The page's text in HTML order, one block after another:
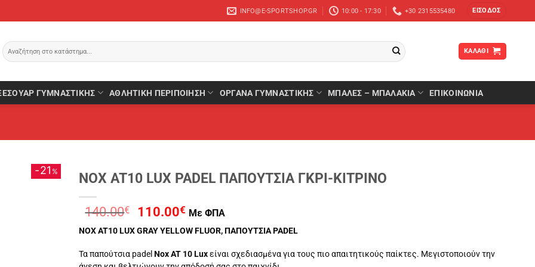
INFO@E-SPORTSHOP.GR 10:00 - 17:30 +30 2315535480 ΕΊΣΟΔΟΣ
Αναζήτηση
για:
ΚΑΛΆΘΙ
ΓΥΜΝΑΣΤΙΚΉΣ ΑΘΛΗΤΙΚΉ ΠΕΡΙΠΟΊΗΣΗ ΌΡΓΑΝΑ ΓΥΜΝΑΣΤΙΚΉΣ ΜΠΆΛΕΣ – ΜΠΑΛΆΚΙΑ ΕΠΙΚΟΙΝΩΝΙΑ
21% NOX AT10 LUX PADEL ΠΑΠΟΥΤΣΙΑ ΓΚΡΙ-ΚΙΤΡΙΝΟ
140.00€
Original
was:
140.00€.
110.00€Η
τιμή
είναι:
110.00€.
Με ΦΠΑ
NOX AT10 LUX GRAY YELLOW FLUOR, ΠΑΠΟΥΤΣΙΑ PADEL
Τα παπούτσια padelNox AT 10 Luxείναι σχεδιασμένα για τους πιο απαιτητικούς παίκτες. Μεγιστοποιούν την